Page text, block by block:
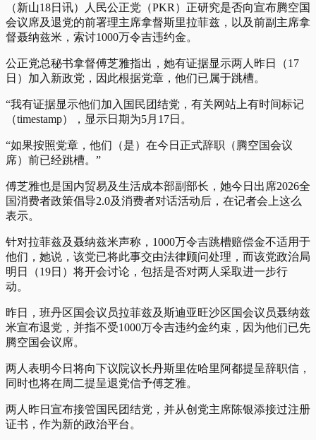
（新山18日讯）人民公正党（PKR）正研究是否向宣布腾空国
会议席及退党的前署理主席拿督斯里拉菲兹，以及前副主席拿
督聂纳兹米，索讨1000万令吉违约金。
公正党总秘书拿督傅芝雅指出，她有证据显示两人昨日（17
日）加入新政党，因此根据党章，他们已属于跳槽。
“我有证据显示他们加入国民团结党，有关网站上有时间标记
（timestamp），显示日期为5月17日。
“如果按照党章，他们（是）在今日正式辞职（腾空国会议
席）前已经跳槽。”
傅芝雅也是国内贸易及生活成本部副部长，她今日出席2026全
国消费者政策倡导2.0及消费者对话活动后，在记者会上这么
表示。
针对拉菲兹及聂纳兹米声称，1000万令吉跳槽赔偿金不适用于
他们，她说，该党已将此事交由法律顾问处理，而该党政治局
明日（19日）将开会讨论，包括是否对两人采取进一步行
动。
昨日，班丹区国会议员拉菲兹及斯迪亚旺沙区国会议员聂纳兹
米宣布退党，并指不受1000万令吉违约金约束，因为他们已先
腾空国会议席。
两人表明今日将向下议院议长丹斯里佐哈里阿都提呈辞职信，
同时也将在周二提呈退党信予傅芝雅。
两人昨日宣布接管国民团结党，并从创党主席陈银添接过注册
证书，作为新的政治平台。